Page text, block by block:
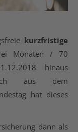
kurzfristige
Monaten / 70
hinaus
aus dem
hat dieses
dann als